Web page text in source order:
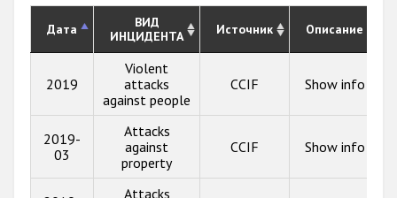
Дата
ВИД
ИНЦИДЕНТА
Источник Описание
2019
Violent
attacks
against people
CCIF Show info
2019-
03
Attacks
against
property
CCIF Show info
Attacks